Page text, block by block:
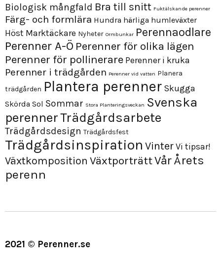
Biologisk mångfald Bra till snitt Fuktälskande perenner
Färg- och formlära Hundra härliga humleväxter
Höst Marktäckare Nyheter Ormbunkar Perennaodlare
Perenner A-Ö Perenner för olika lägen
Perenner för pollinerare Perenner i kruka
Perenner i trädgården Perenner vid vatten Planera
trädgården Plantera perenner Skugga
Skörda Sol Sommar Stora Planteringsveckan Svenska
perennerTrädgårdsarbete
Trädgårdsdesign Trädgårdsfest
Trädgårdsinspiration VinterVi tipsar!
Växtkomposition VäxtporträttVårÅrets
perenn
2021 © Perenner.se